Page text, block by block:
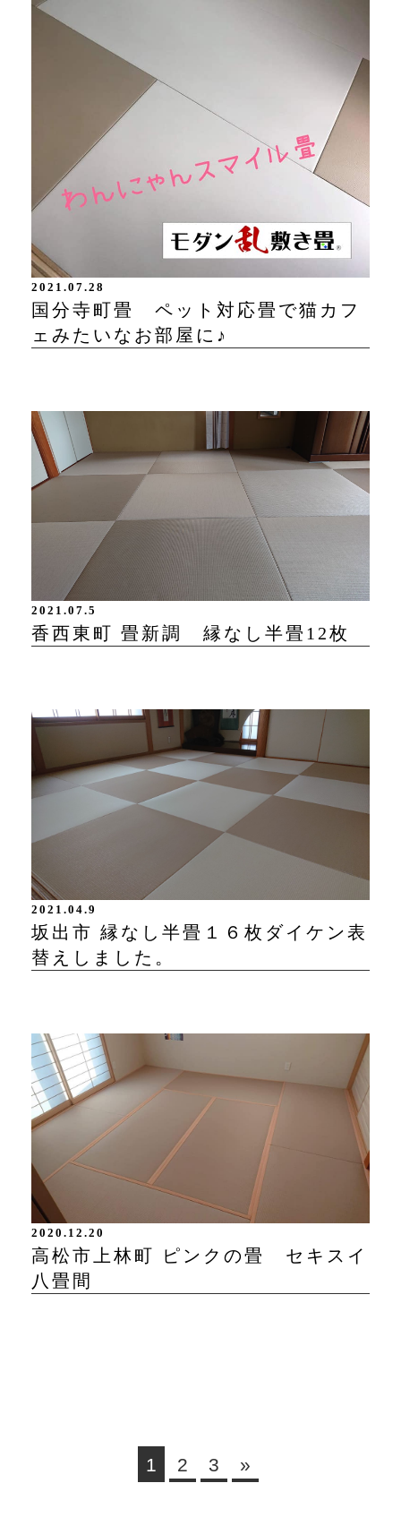
2021.07.28
国分寺町畳 ペット対応畳で猫カフ
ェみたいなお部屋に♪
2021.07.5
香西東町 畳新調 縁なし半畳12枚
2021.04.9
坂出市 縁なし半畳１６枚ダイケン表
替えしました。
2020.12.20
高松市上林町 ピンクの畳 セキスイ
八畳間
1 2 3 »